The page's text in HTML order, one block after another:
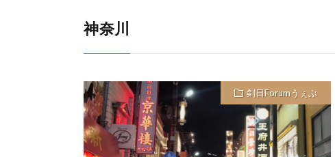
神奈川
剣日Forumうぇぶ